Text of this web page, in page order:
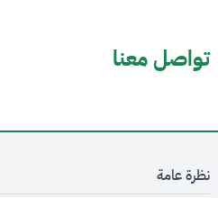
تواصل معنا
نظرة عامة